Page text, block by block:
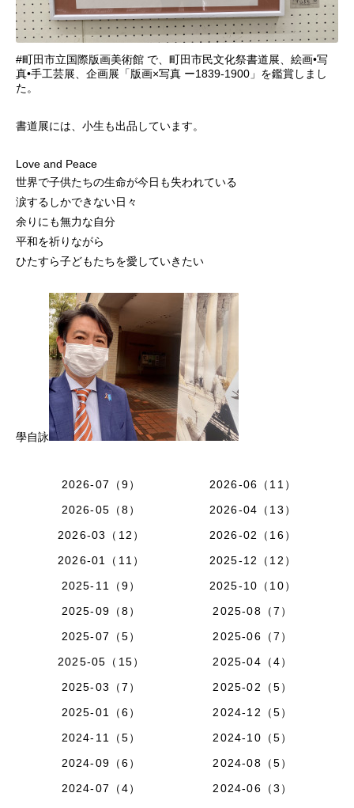
#町田市立国際版画美術館 で、町田市民文化祭書道展、絵画•写
真•手工芸展、企画展「版画×写真 ー1839-1900」を鑑賞しまし
た。
書道展には、小生も出品しています。
Love and Peace
世界で子供たちの生命が今日も失われている
涙するしかできない日々
余りにも無力な自分
平和を祈りながら
ひたすら子どもたちを愛していきたい
學自詠
2026-07（9）
2026-06（11）
2026-05（8）
2026-04（13）
2026-03（12）
2026-02（16）
2026-01（11）
2025-12（12）
2025-11（9）
2025-10（10）
2025-09（8）
2025-08（7）
2025-07（5）
2025-06（7）
2025-05（15）
2025-04（4）
2025-03（7）
2025-02（5）
2025-01（6）
2024-12（5）
2024-11（5）
2024-10（5）
2024-09（6）
2024-08（5）
2024-07（4）
2024-06（3）